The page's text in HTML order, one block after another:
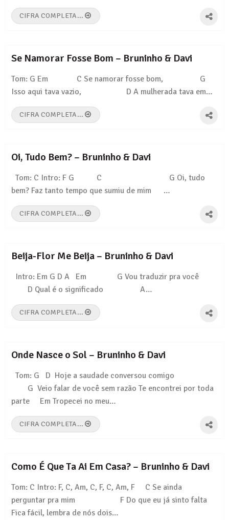
CIFRA COMPLETA...
Se Namorar Fosse Bom – Bruninho & Davi
Tom: G Em C Se namorar fosse bom, G
Isso aqui tava vazio, D A mulherada tava em…
CIFRA COMPLETA...
Oi, Tudo Bem? – Bruninho & Davi
Tom: C Intro: F G C G Oi, tudo
bem? Faz tanto tempo que sumiu de mim …
CIFRA COMPLETA...
Beija-Flor Me Beija – Bruninho & Davi
Intro: Em G D A Em G Vou traduzir pra você
D Qual é o significado A…
CIFRA COMPLETA...
Onde Nasce o Sol – Bruninho & Davi
Tom: G D Hoje a saudade conversou comigo
G Veio falar de você sem razão Te encontrei por toda
parte Em Tropecei no meu…
CIFRA COMPLETA...
Como É Que Ta Ai Em Casa? – Bruninho & Davi
Tom: C Intro: F, C, Am, C, F, C, Am, F C Se ainda
perguntar pra mim F Do que eu já sinto falta
Fica fácil, lembra de nós dois…